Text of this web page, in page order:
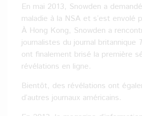
En mai 2013, Snowden a
maladie à la NSA et s’est envolé
À Hong Kong, Snowden a
journalistes du journal britannique
ont finalement brisé la première
révélations en ligne.
Bientôt, des révélations ont
d’autres journaux américains.